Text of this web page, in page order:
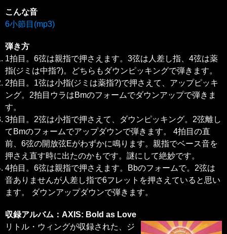
こんな音
6小節目(mp3)
弾き方
1拍目。6弦は親指で押さえます。3弦は人差し指、4弦は薬
指(ジミは中指?)。どちらもダウンピッキングで弾きます。
2拍目。1弦は小指(ジミは薬指?)で押さえて、アップピッキ
ング。2拍目ウラはBmのフォームでダウンアップで弾きま
す。
3拍目。2弦は小指で押さえて、ダウンピッキング。2弦離し
てBmのフォームでアップダウンで弾きます。 4拍目の直
前、6弦の開放弦Eがわずかに鳴ります。親指でベース音を
押さえ直す時に出たのかもです。謎にして絶妙です。
4拍目。6弦は親指で押さえます。Bbのフォームで。2弦は
音ありませんが人差し指で6フレットを押さえていると思い
ます。 ダウンアップダウンで弾きます。
収録アルバム：AXIS: Bold as Love
リトル・ウィングが収録された、ジ